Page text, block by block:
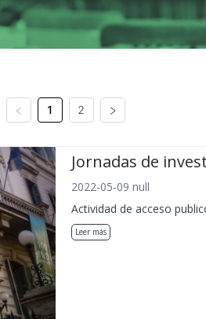
1 2
Jornadas de
2022-05-09 null
Actividad de acceso
Leer más